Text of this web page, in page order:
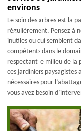
environs
Le soin des arbres est la
régulièrement. Pensez à
inutiles ou qui semblent
compétents dans le
respectant le milieu de la
ces jardiniers paysagistes
nécessaires pour
vous avez besoin